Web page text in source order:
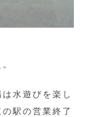
水遊びを楽し
駅の営業終了